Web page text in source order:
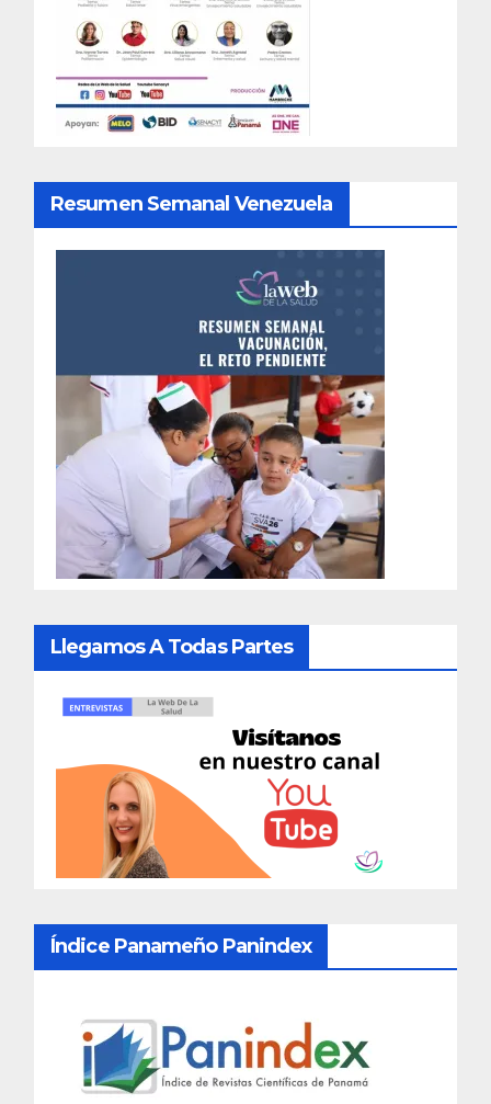
Resumen Semanal Venezuela
Llegamos A Todas Partes
Índice Panameño Panindex